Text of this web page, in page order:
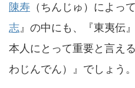
陳寿 （ちんじゅ）によっ
志』の中にも、『東夷伝
本人にとって重要と言え
わじんでん）』でしょう。